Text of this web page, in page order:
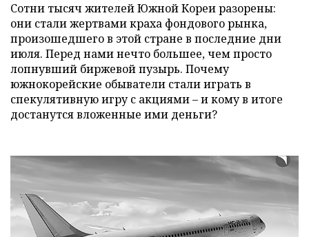
Сотни тысяч жителей Южной Кореи разорены:
они стали жертвами краха фондового рынка,
произошедшего в этой стране в последние дни
июля. Перед нами нечто большее, чем просто
лопнувший биржевой пузырь. Почему
южнокорейские обыватели стали играть в
спекулятивную игру с акциями – и кому в итоге
достанутся вложенные ими деньги?